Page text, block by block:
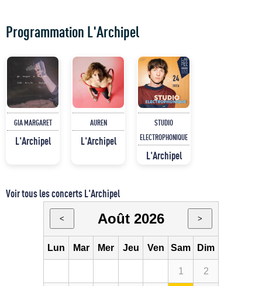
Programmation L'Archipel
GIA MARGARET
L'Archipel
AUREN
L'Archipel
STUDIO
ELECTROPHONIQUE
L'Archipel
Voir tous les concerts L'Archipel
< Août 2026 >
Lun Mar Mer Jeu Ven Sam Dim
1 2